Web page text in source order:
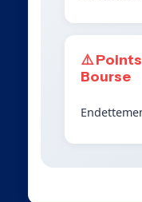
⚠️ Points
Bourse